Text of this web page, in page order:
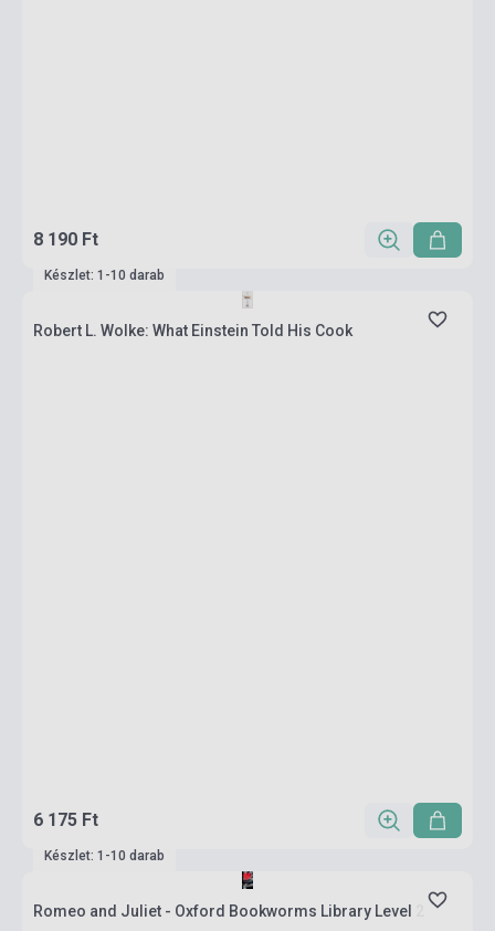
8 190 Ft
Készlet: 1-10 darab
Robert L. Wolke: What Einstein Told His Cook
6 175 Ft
Készlet: 1-10 darab
Romeo and Juliet - Oxford Bookworms Library Level 2